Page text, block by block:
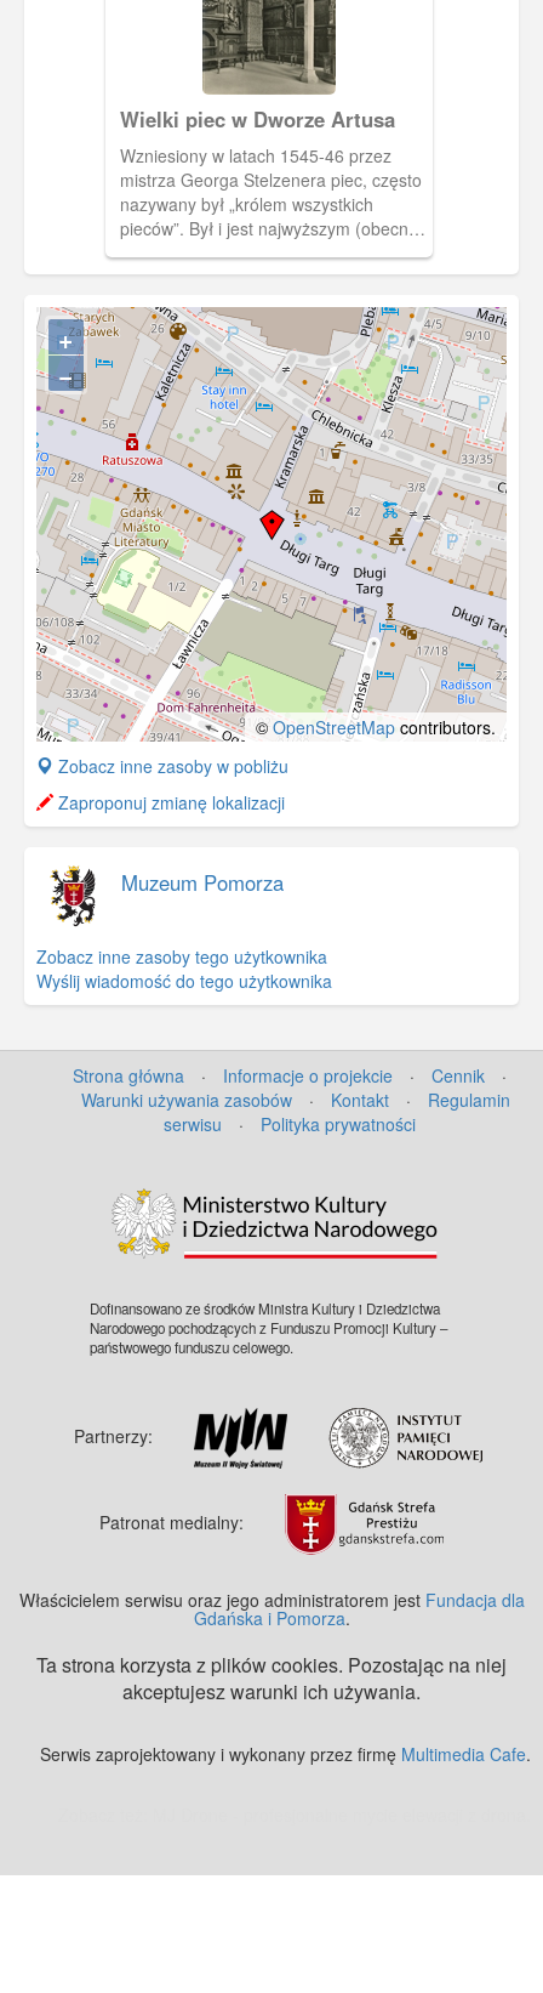
Wielki piec w Dworze Artusa
Wzniesiony w latach 1545-46 przez
mistrza Georga Stelzenera piec, często
nazywany był „królem wszystkich
pieców”. Był i jest najwyższym (obecnie
jego wysokość liczy 10 m 64 cm)
piecem na Starym Kontynencie.
+
−
© OpenStreetMap contributors.
+
−
Zobacz inne zasoby w pobliżu
Zaproponuj zmianę lokalizacji
Muzeum Pomorza
Zobacz inne zasoby tego użytkownika
Wyślij wiadomość do tego użytkownika
Strona główna · Informacje o projekcie · Cennik
·
Warunki używania zasobów
· Kontakt ·
Regulamin
serwisu
· Polityka prywatności
Dofinansowano ze środków Ministra Kultury i Dziedzictwa
Narodowego pochodzących z Funduszu Promocji Kultury –
państwowego funduszu celowego.
Partnerzy:
Patronat medialny:
Właścicielem serwisu oraz jego administratorem jest Fundacja dla
Gdańska i Pomorza.
Ta strona korzysta z plików cookies. Pozostając na niej
akceptujesz warunki ich używania.
Serwis zaprojektowany i wykonany przez firmę Multimedia Cafe.